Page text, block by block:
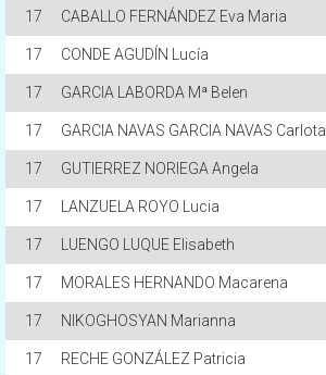
17 CABALLO FERNÁNDEZ Eva Maria
17 CONDE AGUDÍN Lucía
17 GARCIA LABORDA Mª Belen
17 GARCIA NAVAS GARCIA NAVAS Carlota
17 GUTIERREZ NORIEGA Angela
17 LANZUELA ROYO Lucia
17 LUENGO LUQUE Elisabeth
17 MORALES HERNANDO Macarena
17 NIKOGHOSYAN Marianna
17 RECHE GONZÁLEZ Patricia